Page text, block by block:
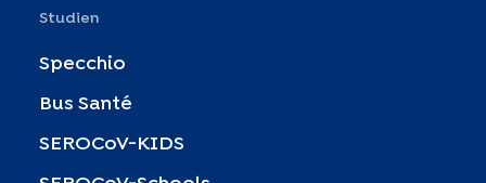
Studien
Specchio
Bus Santé
SEROCoV-KIDS